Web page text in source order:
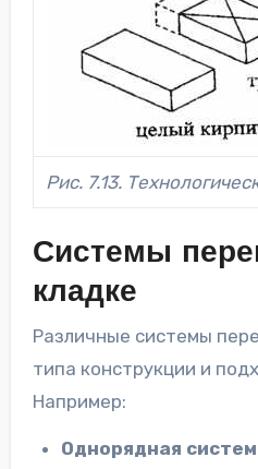
Рис. 7.13.
Системы
кладке
Различные системы
типа конструкции и
Например:
Однорядная